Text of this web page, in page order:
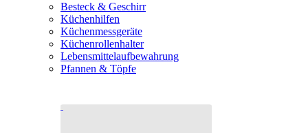
Besteck & Geschirr
Küchenhilfen
Küchenmessgeräte
Küchenrollenhalter
Lebensmittelaufbewahrung
Pfannen & Töpfe